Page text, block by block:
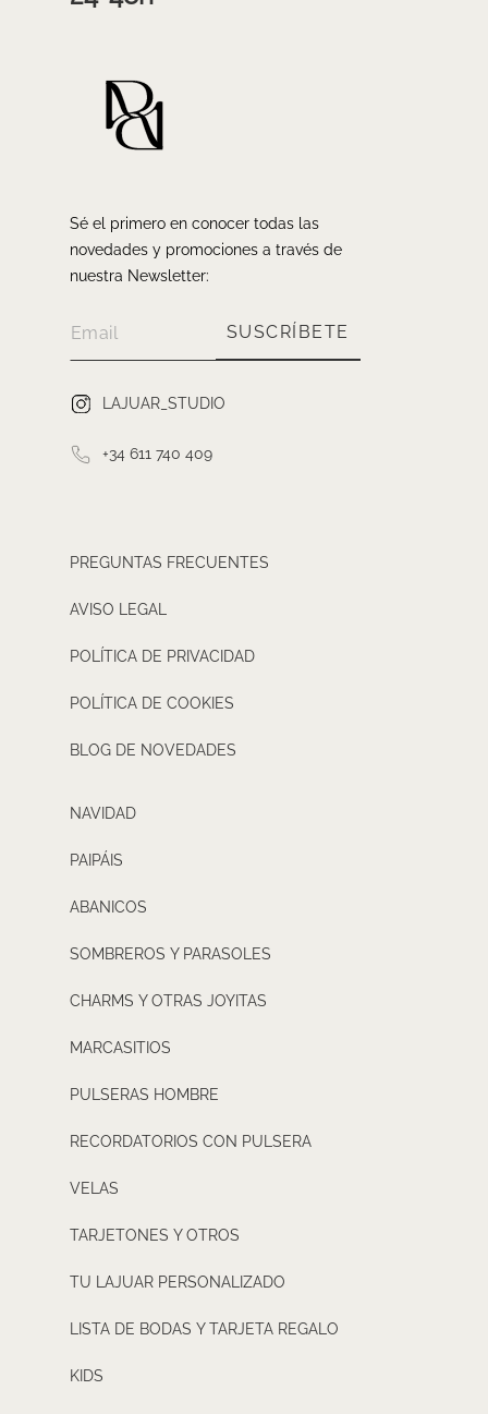
Sé el primero en conocer todas las
novedades y promociones a través de
nuestra Newsletter:
SUSCRÍBETE
LAJUAR_STUDIO
+34 611 740 409
PREGUNTAS FRECUENTES
AVISO LEGAL
POLÍTICA DE PRIVACIDAD
POLÍTICA DE COOKIES
BLOG DE NOVEDADES
NAVIDAD
PAIPÁIS
ABANICOS
SOMBREROS Y PARASOLES
CHARMS Y OTRAS JOYITAS
MARCASITIOS
PULSERAS HOMBRE
RECORDATORIOS CON PULSERA
VELAS
TARJETONES Y OTROS
TU LAJUAR PERSONALIZADO
LISTA DE BODAS Y TARJETA REGALO
KIDS